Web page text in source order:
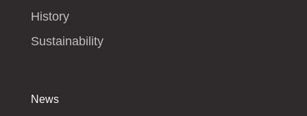
History
Sustainability
News